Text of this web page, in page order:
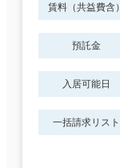
賃料（共益費含）
預託金
入居可能日
一括請求リスト